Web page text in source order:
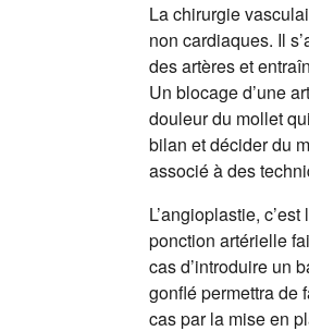
La chirurgie
non cardiaques. Il
des artères et
Un blocage d’une
douleur du mollet
bilan et décider du
associé à des
L’angioplastie,
ponction artérielle
cas d’introduire un
gonflé permettra de
cas par la mise en